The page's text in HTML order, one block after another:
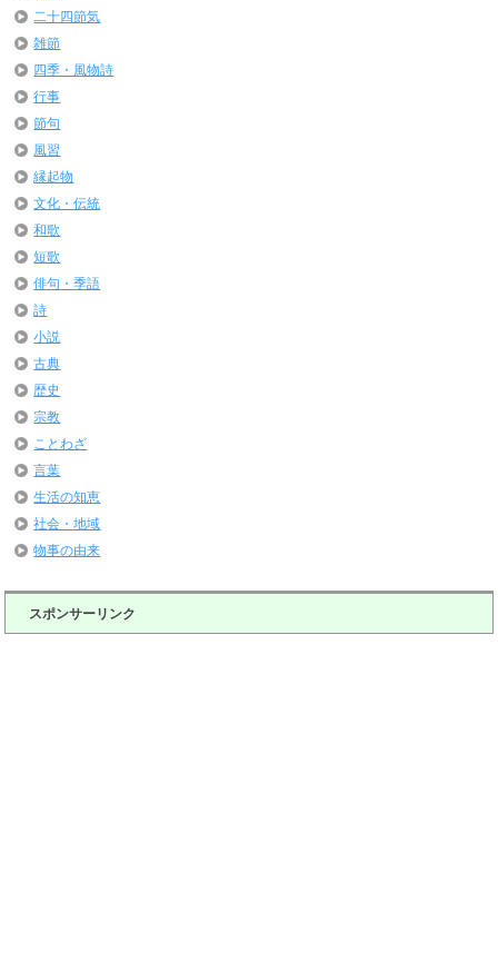
二十四節気
雑節
四季・風物詩
行事
節句
風習
縁起物
文化・伝統
和歌
短歌
俳句・季語
詩
小説
古典
歴史
宗教
ことわざ
言葉
生活の知恵
社会・地域
物事の由来
スポンサーリンク